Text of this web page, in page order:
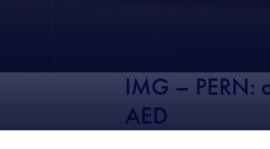
IMG – PERN:
AED